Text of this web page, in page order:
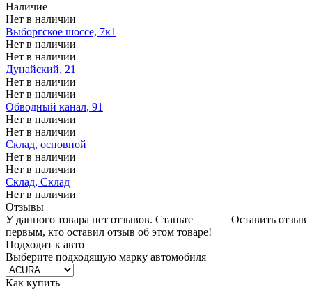
Наличие
Нет в наличии
Выборгское шоссе, 7к1
Нет в наличии
Нет в наличии
Дунайский, 21
Нет в наличии
Нет в наличии
Обводный канал, 91
Нет в наличии
Нет в наличии
Склад, основной
Нет в наличии
Нет в наличии
Склад, Склад
Нет в наличии
Отзывы
Оставить отзыв
У данного товара нет отзывов. Станьте
первым, кто оставил отзыв об этом товаре!
Подходит к авто
Выберите подходящую марку автомобиля
Как купить